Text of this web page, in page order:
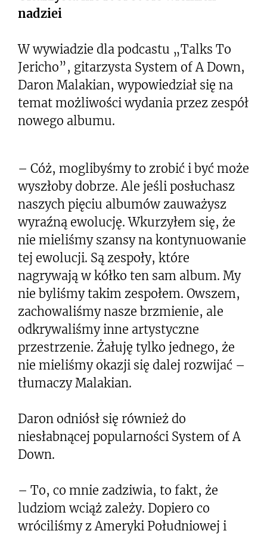
nadziei
W wywiadzie dla podcastu „Talks To
Jericho”, gitarzysta System of A Down,
Daron Malakian, wypowiedział się na
temat możliwości wydania przez zespół
nowego albumu.
– Cóż, moglibyśmy to zrobić i być może
wyszłoby dobrze. Ale jeśli posłuchasz
naszych pięciu albumów zauważysz
wyraźną ewolucję. Wkurzyłem się, że
nie mieliśmy szansy na kontynuowanie
tej ewolucji. Są zespoły, które
nagrywają w kółko ten sam album. My
nie byliśmy takim zespołem. Owszem,
zachowaliśmy nasze brzmienie, ale
odkrywaliśmy inne artystyczne
przestrzenie. Żałuję tylko jednego, że
nie mieliśmy okazji się dalej rozwijać –
tłumaczy Malakian.
Daron odniósł się również do
niesłabnącej popularności System of A
Down.
– To, co mnie zadziwia, to fakt, że
ludziom wciąż zależy. Dopiero co
wróciliśmy z Ameryki Południowej i